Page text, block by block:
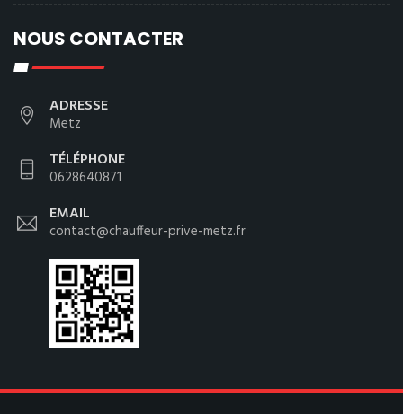
NOUS CONTACTER
ADRESSE
Metz
TÉLÉPHONE
0628640871
EMAIL
contact@chauffeur-prive-metz.fr